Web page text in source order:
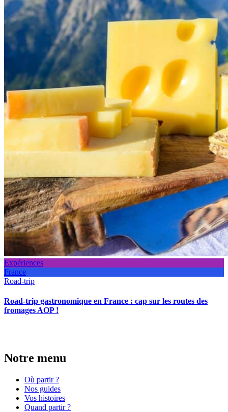
Expériences
France
Road-trip
Road-trip gastronomique en France : cap sur les routes des
fromages AOP !
Notre menu
Où partir ?
Nos guides
Vos histoires
Quand partir ?